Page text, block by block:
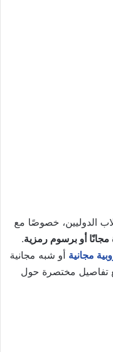
الدوليين، خصوصًا مع
مجانًا أو برسوم رمزية.
مجانية أو شبه مجانية
إليها في عام 2025، مع تفاصيل مختصرة حول